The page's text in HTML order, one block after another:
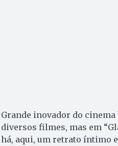
Grande inovador do cinema
diversos filmes, mas em
há, aqui, um retrato íntimo